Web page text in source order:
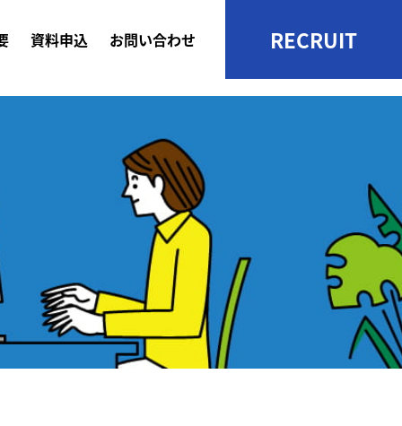
資料申込 お問い合わせ RECRUIT